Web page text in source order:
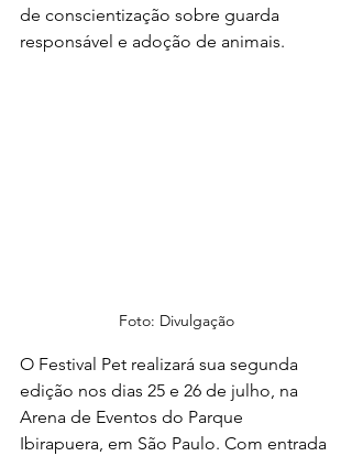
de conscientização sobre guarda
responsável e adoção de animais.
Foto: Divulgação
O Festival Pet realizará sua segunda
edição nos dias 25 e 26 de julho, na
Arena de Eventos do Parque
Ibirapuera, em São Paulo. Com entrada